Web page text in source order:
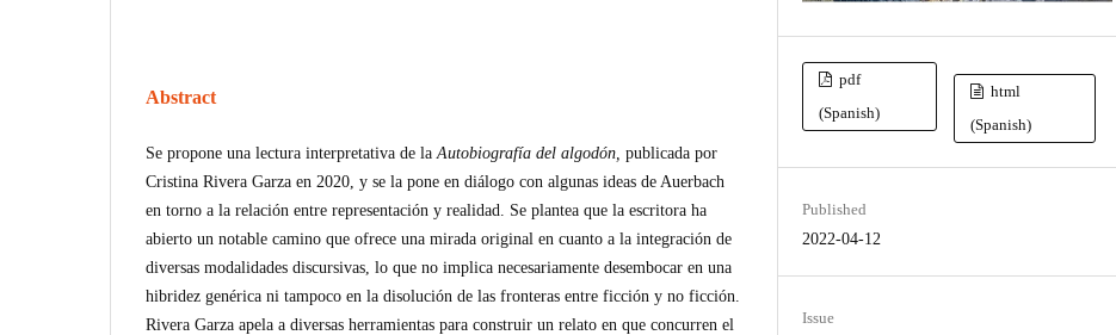
Abstract
Se propone una lectura interpretativa de la Autobiografía del algodón, publicada por
Cristina Rivera Garza en 2020, y se la pone en diálogo con algunas ideas de Auerbach
en torno a la relación entre representación y realidad. Se plantea que la escritora ha
abierto un notable camino que ofrece una mirada original en cuanto a la integración de
diversas modalidades discursivas, lo que no implica necesariamente desembocar en una
hibridez genérica ni tampoco en la disolución de las fronteras entre ficción y no ficción.
Rivera Garza apela a diversas herramientas para construir un relato en que concurren el
pdf
(Spanish)
html
(Spanish)
Published
2022-04-12
Issue